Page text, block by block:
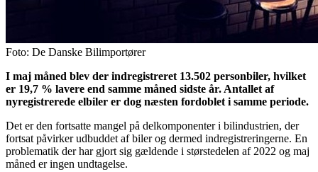
Foto: De Danske Bilimportører
I maj måned blev der indregistreret 13.502 personbiler, hvilket
er 19,7 % lavere end samme måned sidste år. Antallet af
nyregistrerede elbiler er dog næsten fordoblet i samme periode.
Det er den fortsatte mangel på delkomponenter i bilindustrien, der
fortsat påvirker udbuddet af biler og dermed indregistreringerne. En
problematik der har gjort sig gældende i størstedelen af 2022 og maj
måned er ingen undtagelse.